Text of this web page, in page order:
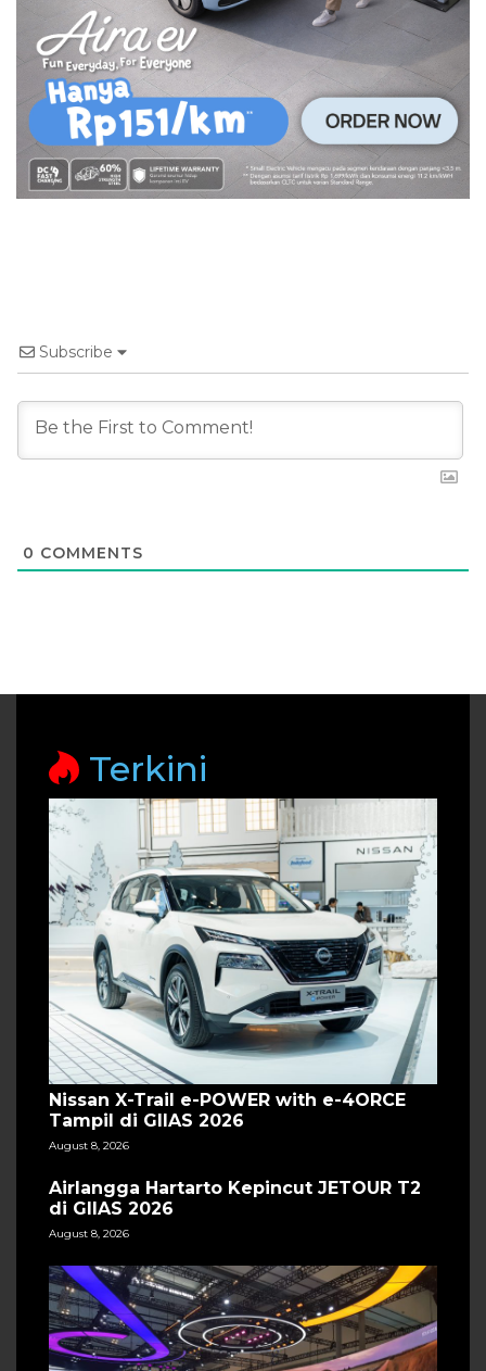
Subscribe
0 COMMENTS
Terkini
Nissan X-Trail e-POWER with e-4ORCE
Tampil di GIIAS 2026
August 8, 2026
Airlangga Hartarto Kepincut JETOUR T2
di GIIAS 2026
August 8, 2026